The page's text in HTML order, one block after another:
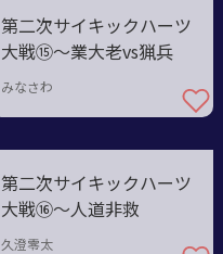
第二次サイキックハーツ
大戦⑮〜業大老vs猟兵
みなさわ
第二次サイキックハーツ
大戦⑯〜人道非救
久澄零太